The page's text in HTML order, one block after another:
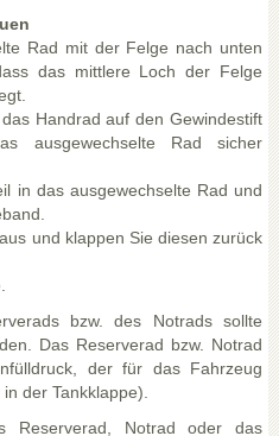
Rad mit der Felge nach unten
das mittlere Loch der Felge
Handrad auf den Gewindestift
ausgewechselte Rad sicher
in das ausgewechselte Rad und
und klappen Sie diesen zurück
bzw. des Notrads sollte
Das Reserverad bzw. Notrad
der für das Fahrzeug
der Tankklappe).
Reserverad, Notrad oder das